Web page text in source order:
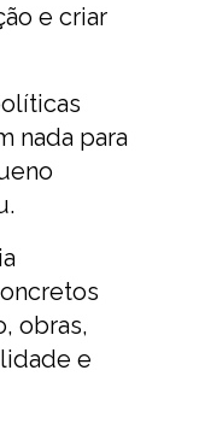
e criar
nada para
obras,
e